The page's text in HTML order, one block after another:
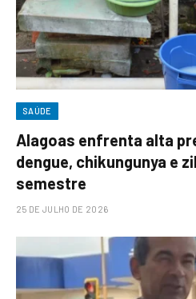
SAÚDE
Alagoas enfrenta alta
dengue, chikungunya e
semestre
25 DE JULHO DE 2026